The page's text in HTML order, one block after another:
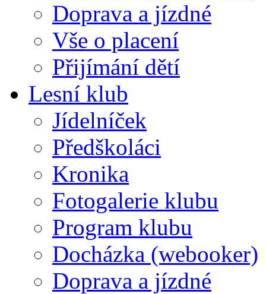
Doprava a jízdné
Vše o placení
Přijímání dětí
Lesní klub
Jídelníček
Předškoláci
Kronika
Fotogalerie klubu
Program klubu
Docházka (webooker)
Doprava a jízdné